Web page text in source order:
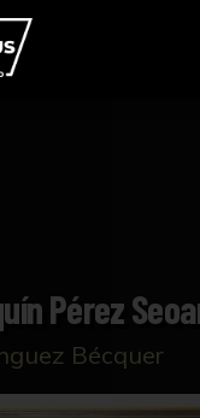
Pérez
Bécquer